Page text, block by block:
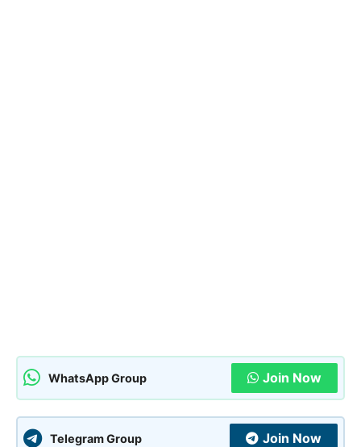
WhatsApp Group Join Now
Telegram Group Join Now